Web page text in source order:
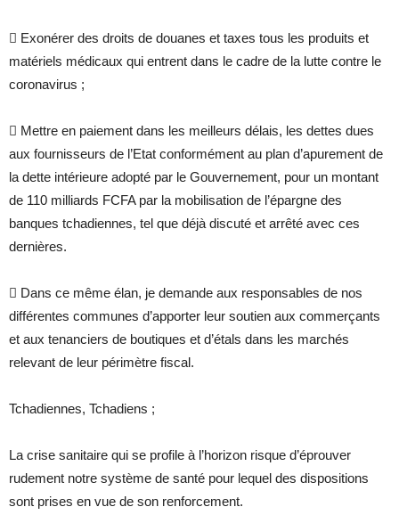
 Exonérer des droits de douanes et taxes tous les produits et
matériels médicaux qui entrent dans le cadre de la lutte contre le
coronavirus ;
 Mettre en paiement dans les meilleurs délais, les dettes dues
aux fournisseurs de l’Etat conformément au plan d’apurement de
la dette intérieure adopté par le Gouvernement, pour un montant
de 110 milliards FCFA par la mobilisation de l’épargne des
banques tchadiennes, tel que déjà discuté et arrêté avec ces
dernières.
 Dans ce même élan, je demande aux responsables de nos
différentes communes d’apporter leur soutien aux commerçants
et aux tenanciers de boutiques et d’étals dans les marchés
relevant de leur périmètre fiscal.
Tchadiennes, Tchadiens ;
La crise sanitaire qui se profile à l’horizon risque d’éprouver
rudement notre système de santé pour lequel des dispositions
sont prises en vue de son renforcement.